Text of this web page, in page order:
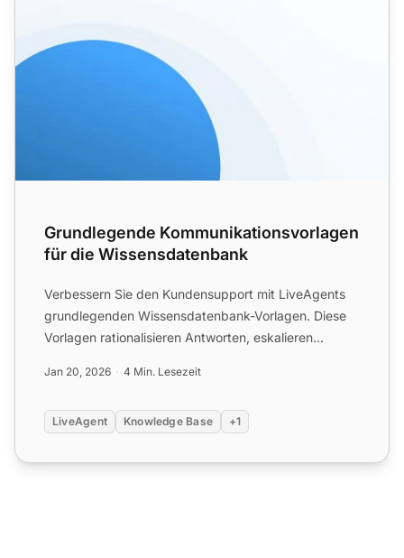
Grundlegende Kommunikationsvorlagen
für die Wissensdatenbank
Verbessern Sie den Kundensupport mit LiveAgents
grundlegenden Wissensdatenbank-Vorlagen. Diese
Vorlagen rationalisieren Antworten, eskalieren
Jan 20, 2026 4 Min. Lesezeit
LiveAgent Knowledge Base +1